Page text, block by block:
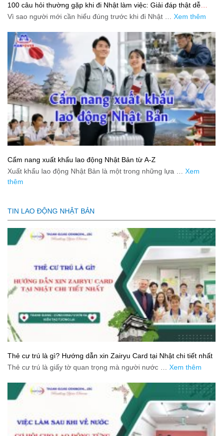
100 câu hỏi thường gặp khi đi Nhật làm việc: Giải đáp thật dễ
hiểu cho người mới bắt đầu
Vì sao người mới cần hiểu đúng trước khi đi Nhật … Xem thêm
Cẩm nang xuất khẩu lao động Nhật Bản từ A-Z
Xuất khẩu lao động Nhật Bản là một trong những lựa … Xem
thêm
TIN LAO ĐỘNG NHẬT BẢN
Thẻ cư trú là gì? Hướng dẫn xin Zairyu Card tại Nhật chi tiết nhất
Thẻ cư trú là giấy tờ quan trọng mà người nước … Xem thêm